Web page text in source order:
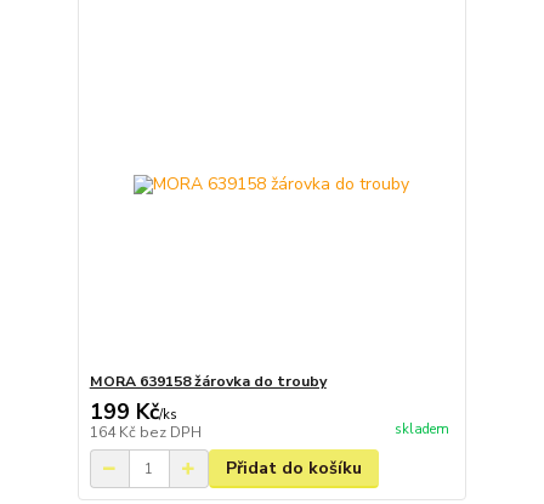
MORA 639158 žárovka do trouby
199 Kč/ks
164 Kč bez DPH skladem
Přidat do košíku